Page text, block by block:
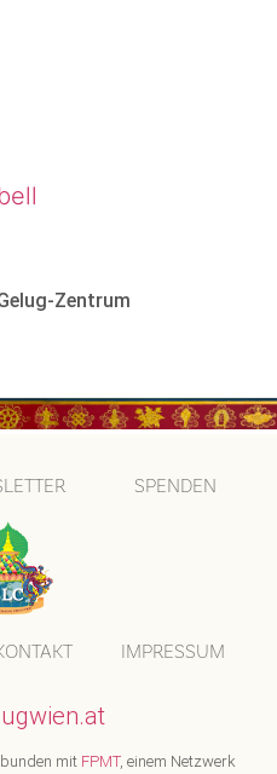
Zentrum
SPENDEN
IMPRESSUM
mit FPMT, einem Netzwerk